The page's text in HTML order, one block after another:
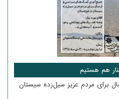
هم هستیم
برای مردم عزیز سیل‌زده سیستان